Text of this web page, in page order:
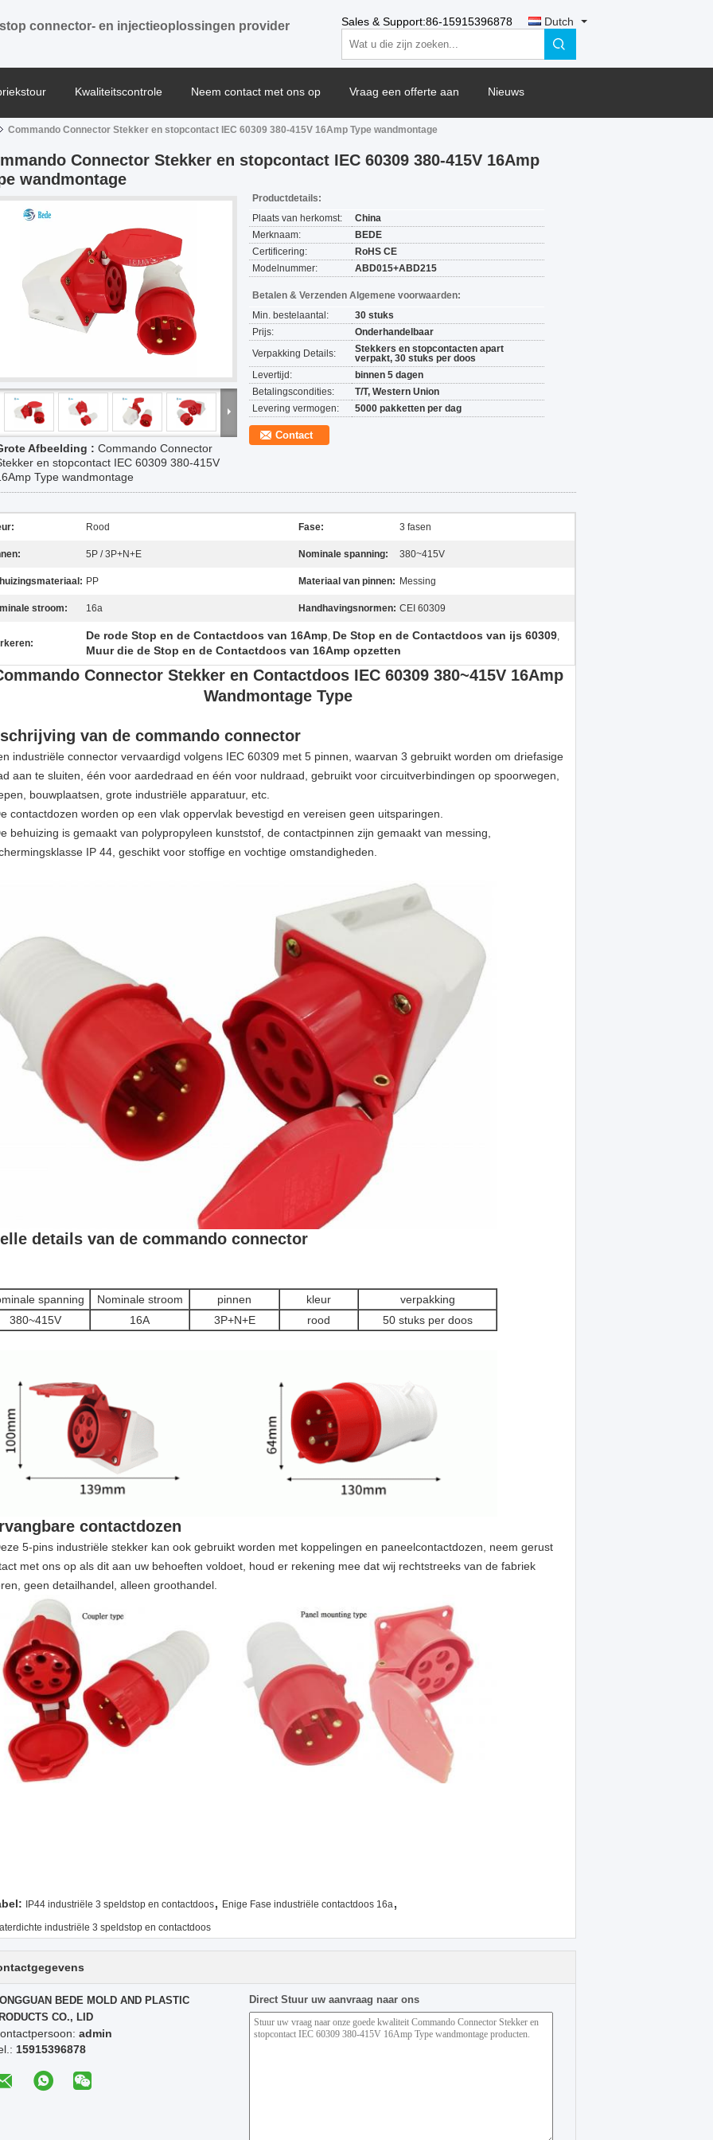
stop connector- en injectieoplossingen provider Sales & Support:86-15915396878 Dutch
Kwaliteitscontrole Neem contact met ons op Vraag een offerte aan Nieuws
Commando Connector Stekker en stopcontact IEC 60309 380-415V 16Amp Type wandmontage
Connector Stekker en stopcontact IEC 60309 380-415V 16Amp
wandmontage
Afbeelding : Commando Connector
en stopcontact IEC 60309 380-415V
Type wandmontage
Productdetails:
Plaats van herkomst:
China
Merknaam:
BEDE
Certificering:
RoHS CE
Modelnummer:
ABD015+ABD215
Betalen & Verzenden Algemene voorwaarden:
Min. bestelaantal:
30 stuks
Prijs:
Onderhandelbaar
Verpakking Details:
Stekkers en stopcontacten apart
verpakt, 30 stuks per doos
Levertijd:
binnen 5 dagen
Betalingscondities:
T/T, Western Union
Levering vermogen:
5000 pakketten per dag
Contact
Rood Fase: 3 fasen
5P / 3P+N+E Nominale spanning: 380~415V
PP Materiaal van pinnen: Messing
stroom: 16a Handhavingsnormen: CEI 60309
De rode Stop en de Contactdoos van 16Amp, De Stop en de Contactdoos van ijs 60309,
Muur die de Stop en de Contactdoos van 16Amp opzetten
Connector Stekker en Contactdoos IEC 60309 380~415V 16Amp
Wandmontage Type
van de commando connector
industriële connector vervaardigd volgens IEC 60309 met 5 pinnen, waarvan 3 gebruikt worden om driefasige
aan te sluiten, één voor aardedraad en één voor nuldraad, gebruikt voor circuitverbindingen op spoorwegen,
bouwplaatsen, grote industriële apparatuur, etc.
contactdozen worden op een vlak oppervlak bevestigd en vereisen geen uitsparingen.
behuizing is gemaakt van polypropyleen kunststof, de contactpinnen zijn gemaakt van messing,
IP 44, geschikt voor stoffige en vochtige omstandigheden.
details van de commando connector
spanning Nominale stroom pinnen kleur
verpakking
380~415V
16A 3P+N+E rood 50 stuks per doos
contactdozen
5-pins industriële stekker kan ook gebruikt worden met koppelingen en paneelcontactdozen, neem gerust
met ons op als dit aan uw behoeften voldoet, houd er rekening mee dat wij rechtstreeks van de fabriek
geen detailhandel, alleen groothandel.
IP44 industriële 3 speldstop en contactdoos, Enige Fase industriële contactdoos 16a,
industriële 3 speldstop en contactdoos
BEDE MOLD AND PLASTIC
CO., LID
admin
15915396878
Direct Stuur uw aanvraag naar ons